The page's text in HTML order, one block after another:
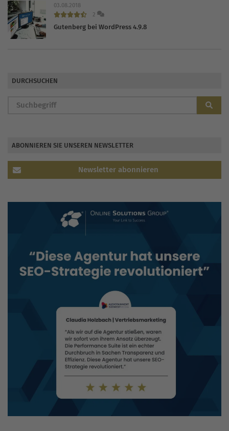
03.08.2018
2
Gutenberg bei WordPress 4.9.8
DURCHSUCHEN
ABONNIEREN SIE UNSEREN NEWSLETTER
Newsletter abonnieren